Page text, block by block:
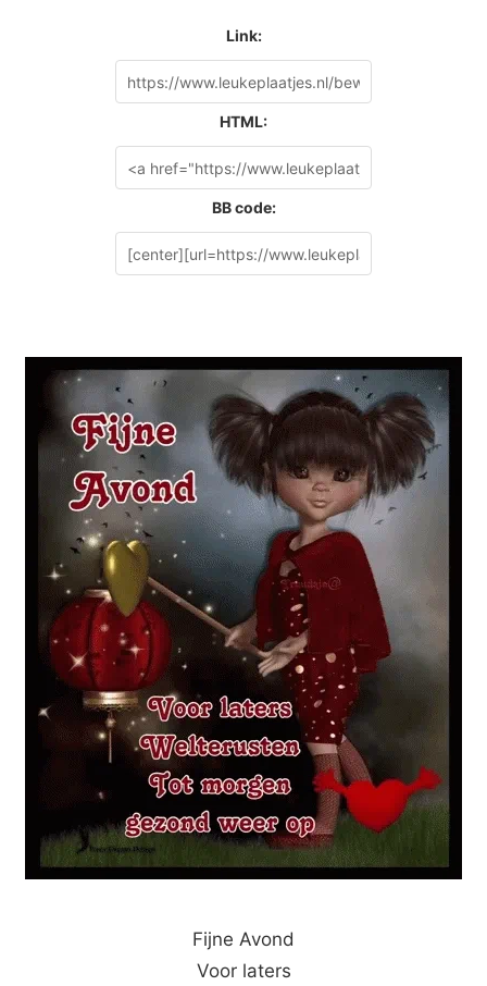
Link:
HTML:
BB code:
Fijne Avond
Voor laters